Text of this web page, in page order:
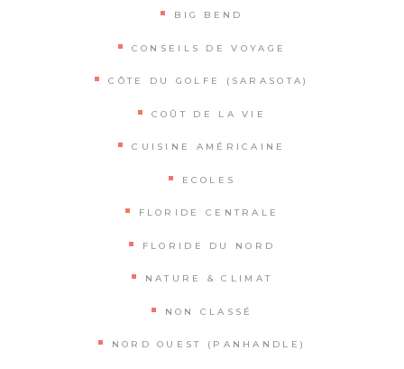
BIG BEND
CONSEILS DE VOYAGE
CÔTE DU GOLFE (SARASOTA)
COÛT DE LA VIE
CUISINE AMÉRICAINE
ECOLES
FLORIDE CENTRALE
FLORIDE DU NORD
NATURE & CLIMAT
NON CLASSÉ
NORD OUEST (PANHANDLE)